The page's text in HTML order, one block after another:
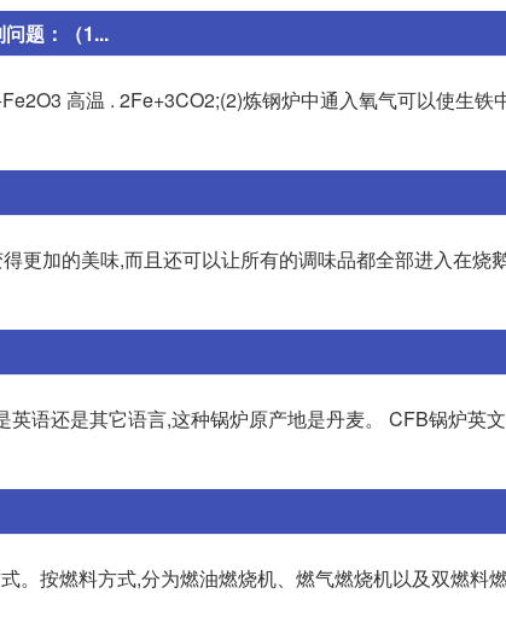
题：（1...
高温 . 2Fe+3CO2;(2)炼钢炉中通入氧气可以使生铁
更加的美味,而且还可以让所有的调味品都全部进入在烧
语还是其它语言,这种锅炉原产地是丹麦。 CFB锅炉英
。按燃料方式,分为燃油燃烧机、燃气燃烧机以及双燃料